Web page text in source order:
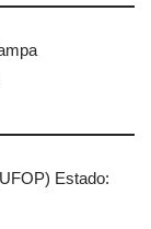
Estado: